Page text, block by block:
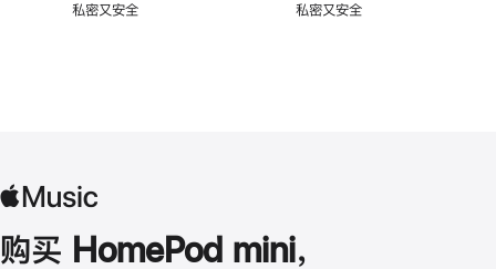
私密又安全 私密又安全
购买 HomePod mini，